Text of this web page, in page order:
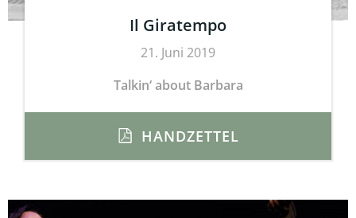
Il Giratempo
21. Juni 2019
Talkin‘ about Barbara
HANDZETTEL